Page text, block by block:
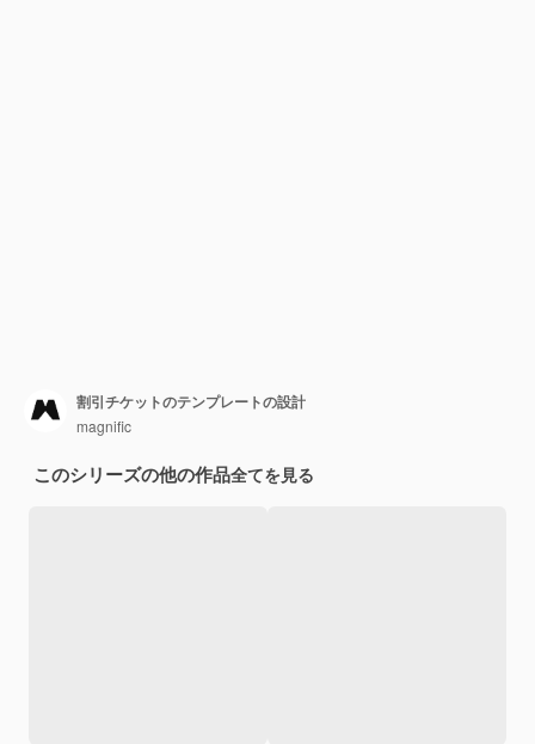
割引チケットのテンプレートの設計
magnific
このシリーズの他の作品全てを見る